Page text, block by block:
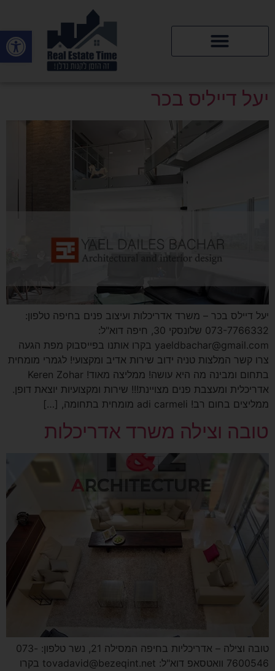
פתח
יעל דייליס בכר
יעל דיילס בכר – משרד אדריכלות ועיצוב פנים בחיפה טלפון:
073-7766332 שלונסקי 30, חיפה דוא"ל:
yaeldbachar@gmail.com בקרו אותנו בפייסבוק מפת הגעה
צרו קשר המלצות טניה ידוב שירות אדיב ומקצועי! לגמרי מומחית
בתחום ומבינה מה היא עושה! ממליצה מאוד! Keren Zohar
אדריכלית ומעצבת פנים מצויינת!!! שירות ומקצועיות יוצאת דופן.
ממליצים בחום רב! adi carmeli מומחית בתחומה, […]
טובה וצילה משרד אדריכלות
טובה וצילה – אדריכליות בחיפה המסילה 21, נשר טלפון: 073-
7600546 וואטסאפ דוא"ל: tovadavid@bezeqint.net בקרו